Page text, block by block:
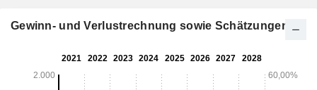
Gewinn- und Verlustrechnung sowie Schätzungen